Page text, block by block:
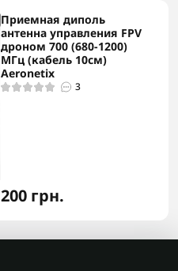
Приемная диполь
антенна управления FPV
дроном 700 (680-1200)
МГц (кабель 10см)
Aeronetix
3
200 грн.